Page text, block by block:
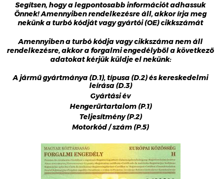
Segítsen, hogy a legpontosabb információt adhassuk
Önnek! Amennyiben rendelkezésre áll, akkor írja meg
nekünk a turbó kódját vagy gyártói (OE) cikkszámát
Amennyiben a turbó kódja vagy cikkszáma nem áll
rendelkezésre, akkor a forgalmi engedélyből a következő
adatokat kérjük küldje el nekünk:
A jármű gyártmánya (D.1), típusa (D.2) és kereskedelmi
leírása (D.3)
Gyártási év
Hengerűrtartalom (P.1)
Teljesítmény (P.2)
Motorkód / szám (P.5)